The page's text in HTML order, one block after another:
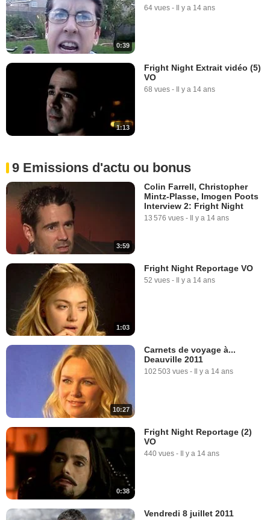
0:39
64 vues - Il y a 14 ans
1:13
Fright Night Extrait vidéo (5)
VO
68 vues - Il y a 14 ans
9 Emissions d'actu ou bonus
3:59
Colin Farrell, Christopher
Mintz-Plasse, Imogen Poots
Interview 2: Fright Night
13 576 vues - Il y a 14 ans
1:03
Fright Night Reportage VO
52 vues - Il y a 14 ans
10:27
Carnets de voyage à...
Deauville 2011
102 503 vues - Il y a 14 ans
0:38
Fright Night Reportage (2)
VO
440 vues - Il y a 14 ans
Vendredi 8 juillet 2011